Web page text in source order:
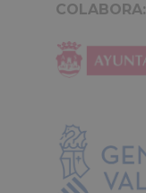
COLABORA: